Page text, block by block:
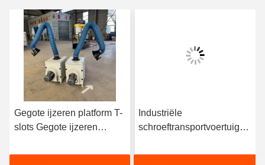
Gegote ijzeren platform T-
slots Gegote ijzeren
Lasplatform Testtafel
Industriële
schroeftransportvoertuigen
LS 0,4-0,7 m/s